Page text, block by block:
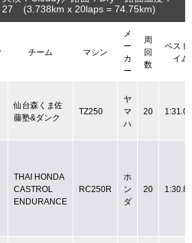
27 (3.738km x 20laps = 74.75km)
チーム マシン
メ
ー
カ
ー
周
回
数
ベスト
イム
仙台森くま佐
藤塾&ダンク
TZ250
ヤ
マ
ハ
20
THAI HONDA
CASTROL
ENDURANCE
RC250R
ホ
ン
ダ
20